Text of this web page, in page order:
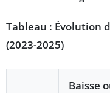
Tableau : Évolution
(2023-2025)
Baisse